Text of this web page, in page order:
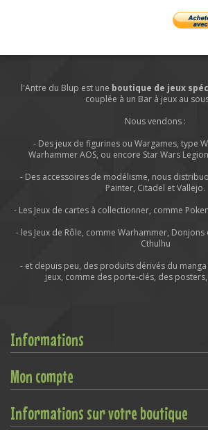
l'Antre du Blup est une boutique de jeux
couplée à un Bar à jeux au
Nous vendons :
- Des jeux de figurines ou Wargames, type
Warhammer AOS, ou encore Star Wars
- Des accessoires de modélisme, nous
Painter, Citadel et Vallejo.
- Les Jeux de cartes à collectionner, comme
- les Jeux de Rôle, comme Warhammer,
Cthulhu
- et depuis peu, des produits dérivés du
jeux, comme des porte-clés, des
Informations
Mon compte
Informations sur votre boutique